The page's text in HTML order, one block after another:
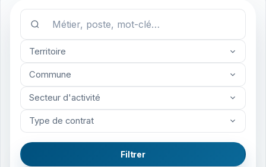
Territoire
Commune
Secteur d'activité
Type de contrat
Filtrer